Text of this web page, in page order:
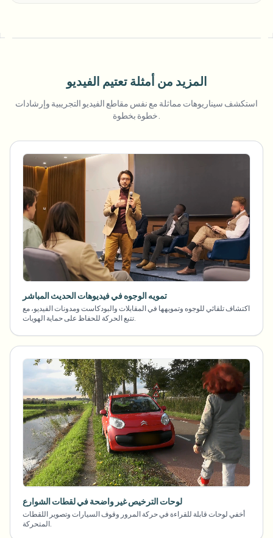
المزيد من أمثلة تعتيم الفيديو
استكشف سيناريوهات مماثلة مع نفس مقاطع الفيديو التجريبية وإرشادات
تمويه الوجوه في فيديوهات الحديث المباشر
اكتشاف تلقائي للوجوه وتمويهها في المقابلات والبودكاست ومدونات الفيديو، مع
تتبع الحركة للحفاظ على حماية الهويات.
لوحات الترخيص غير واضحة في لقطات الشوارع
أخفي لوحات قابلة للقراءة في حركة المرور وقوف السيارات وتصوير اللقطات